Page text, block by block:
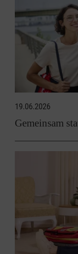
19.06.2026
Gemeinsam